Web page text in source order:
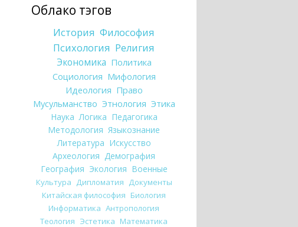
Облако тэгов
История Философия
Психология Религия
Экономика Политика
Социология Мифология
Идеология Право
Мусульманство Этнология Этика
Наука Логика Педагогика
Методология Языкознание
Литература Искусство
Археология Демография
География Экология Военные
Культура Дипломатия Документы
Китайская философия Биология
Информатика Антропология
Теология Эстетика Математика